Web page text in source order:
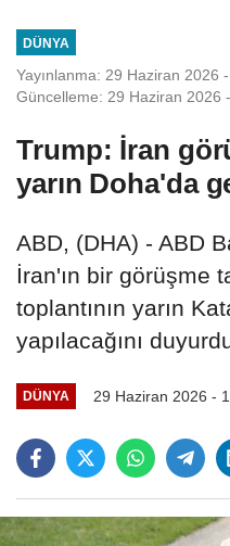
DÜNYA
Yayınlanma: 29 Haziran 2026
Güncelleme: 29 Haziran 2026
Trump: İran
yarın Doha'da
ABD, (DHA) - ABD
İran'ın bir görüşme
toplantının yarın
yapılacağını
DÜNYA 29 Haziran 2026 -